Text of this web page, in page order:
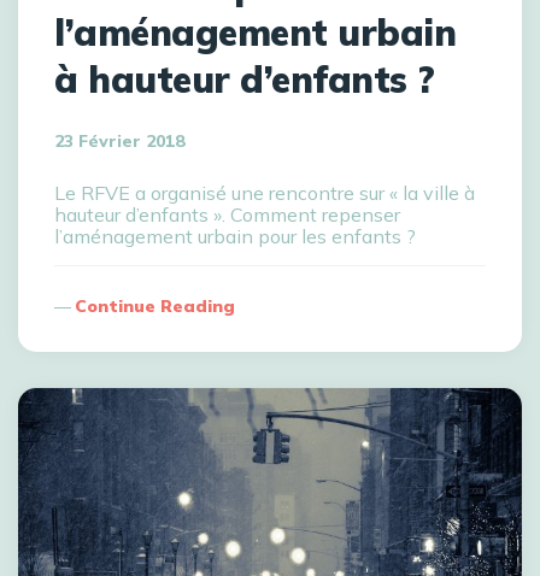
l’aménagement urbain
à hauteur d’enfants ?
23 Février 2018
Le RFVE a organisé une rencontre sur « la ville à
hauteur d’enfants ». Comment repenser
l’aménagement urbain pour les enfants ?
Continue Reading